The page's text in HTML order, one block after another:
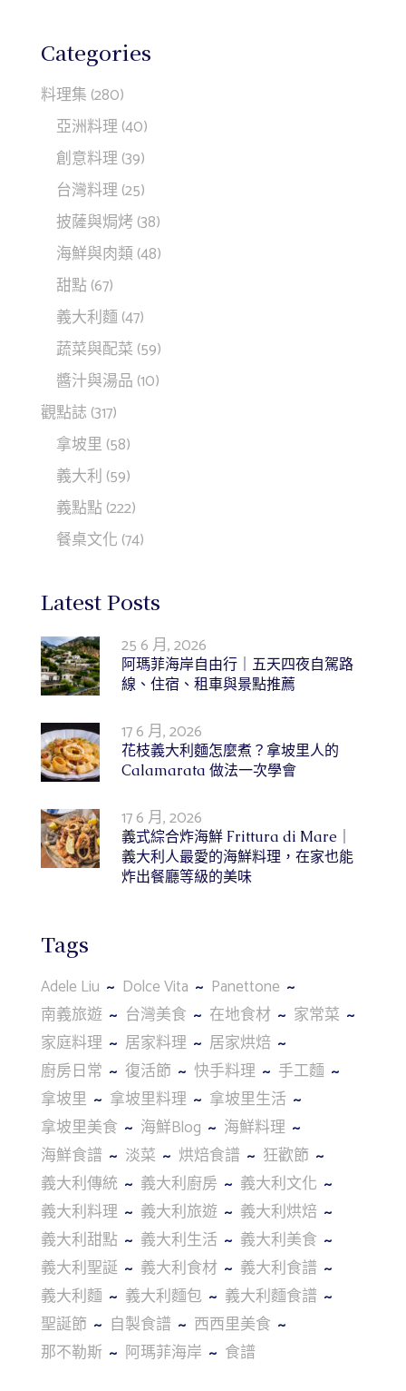
Categories
料理集 (280)
亞洲料理(40)
創意料理(39)
台灣料理(25)
披薩與焗烤(38)
海鮮與肉類 (48)
甜點(67)
義大利麵 (47)
蔬菜與配菜 (59)
醬汁與湯品 (10)
觀點誌 (317)
拿坡里 (58)
義大利 (59)
義點點(222)
餐桌文化 (74)
Latest Posts
25 6 月, 2026
阿瑪菲海岸自由行｜五天四夜自駕路
線、住宿、租車與景點推薦
17 6 月, 2026
花枝義大利麵怎麼煮？拿坡里人的
Calamarata 做法一次學會
17 6 月, 2026
義式綜合炸海鮮 Frittura di Mare｜
義大利人最愛的海鮮料理，在家也能
炸出餐廳等級的美味
Tags
Adele Liu Dolce Vita
Panettone
南義旅遊
台灣美食 在地食材
家常菜
家庭料理
居家料理
居家烘焙
廚房日常
復活節 快手料理
手工麵
拿坡里
拿坡里料理
拿坡里生活
拿坡里美食
海鮮Blog
海鮮料理
海鮮食譜
淡菜 烘焙食譜
狂歡節
義大利傳統
義大利廚房
義大利文化
義大利料理
義大利旅遊
義大利烘焙
義大利甜點
義大利生活
義大利美食
義大利聖誕
義大利食材
義大利食譜
義大利麵
義大利麵包
義大利麵食譜
聖誕節
自製食譜
西西里美食
那不勒斯
阿瑪菲海岸 食譜